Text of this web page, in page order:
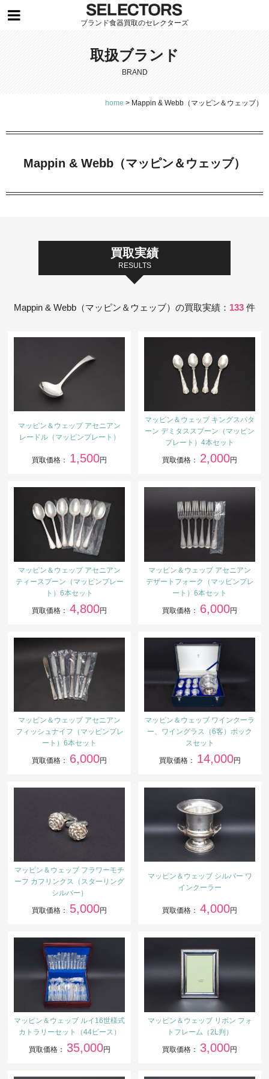
ブランド食器買取のセレクターズ
取扱ブランド
BRAND
home > Mappin & Webb（マッピン＆ウェッブ）
Mappin & Webb（マッピン＆ウェッブ）
買取実績
RESULTS
Mappin & Webb（マッピン＆ウェッブ）の買取実績： 133 件
マッピン＆ウェッブ アセニアン
レードル（マッピンプレート）
買取価格： 1,500円
マッピン＆ウェッブ キングスパタ
ーン デミタススプーン（マッピン
プレート）4本セット
買取価格： 2,000円
マッピン＆ウェッブ アセニアン
ティースプーン（マッピンプレー
ト）6本セット
買取価格： 4,800円
マッピン＆ウェッブ アセニアン
デザートフォーク（マッピンプレ
ート）6本セット
買取価格： 6,000円
マッピン＆ウェッブ アセニアン
フィッシュナイフ（マッピンプレ
ート）6本セット
買取価格： 6,000円
マッピン＆ウェッブ ワインクーラ
ー、ワイングラス（6客）ボック
スセット
買取価格： 14,000円
マッピン＆ウェッブ フラワーモチ
ーフ カフリンクス（スターリング
シルバー）
買取価格： 5,000円
マッピン＆ウェッブ シルバー ワ
インクーラー
買取価格： 4,000円
マッピン＆ウェッブ ルイ16世様式
カトラリーセット（44ピース）
買取価格： 35,000円
マッピン＆ウェッブ リボン フォ
トフレーム（2L判）
買取価格： 3,000円